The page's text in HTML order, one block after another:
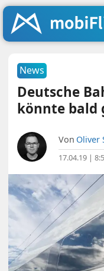
News
Deutsche
könnte bald
Von Oliver
17.04.19 |